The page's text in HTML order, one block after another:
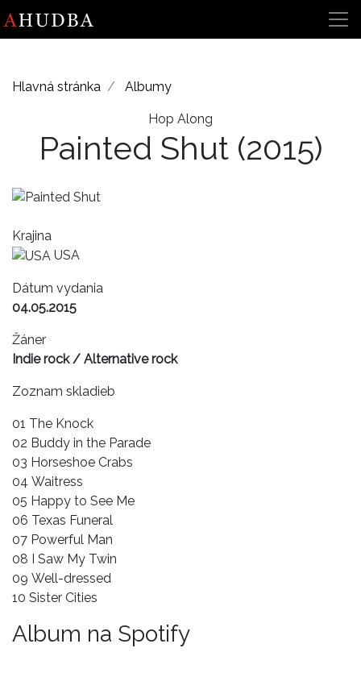
Hlavná stránka Albumy
Hop Along
Painted Shut (2015)
Krajina
USA
Dátum vydania
04.05.2015
Žáner
Indie rock / Alternative rock
Zoznam skladieb
01 The Knock
02 Buddy in the Parade
03 Horseshoe Crabs
04 Waitress
05 Happy to See Me
06 Texas Funeral
07 Powerful Man
08 I Saw My Twin
09 Well-dressed
10 Sister Cities
Album na Spotify